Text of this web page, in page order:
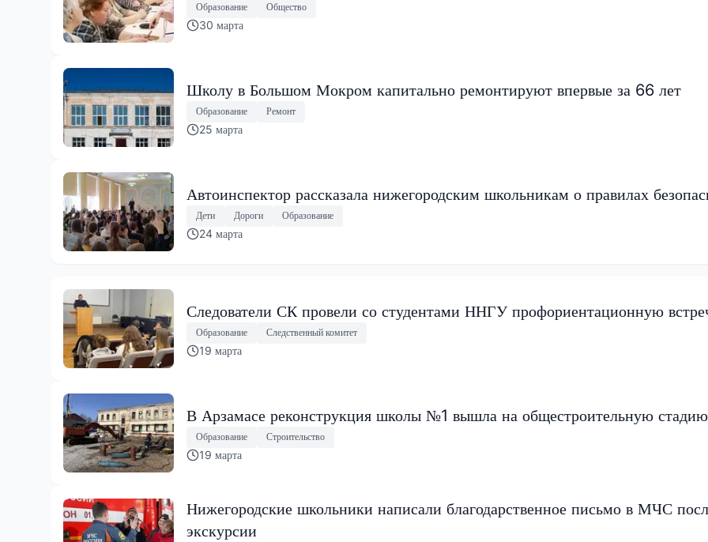
Образование Общество
30 марта
Школу в Большом Мокром капитально ремонтируют впервые за 66 лет
Образование Ремонт
25 марта
Автоинспектор рассказала нижегородским школьникам о правилах
Дети Дороги Образование
24 марта
Следователи СК провели со студентами ННГУ профориентационную
Образование Следственный комитет
19 марта
В Арзамасе реконструкция школы №1 вышла на общестроительную стадию
Образование Строительство
19 марта
Нижегородские школьники написали благодарственное письмо в МЧС
экскурсии